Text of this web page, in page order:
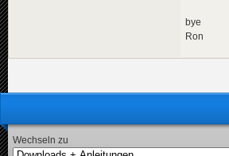
bye
Ron
Wechseln zu